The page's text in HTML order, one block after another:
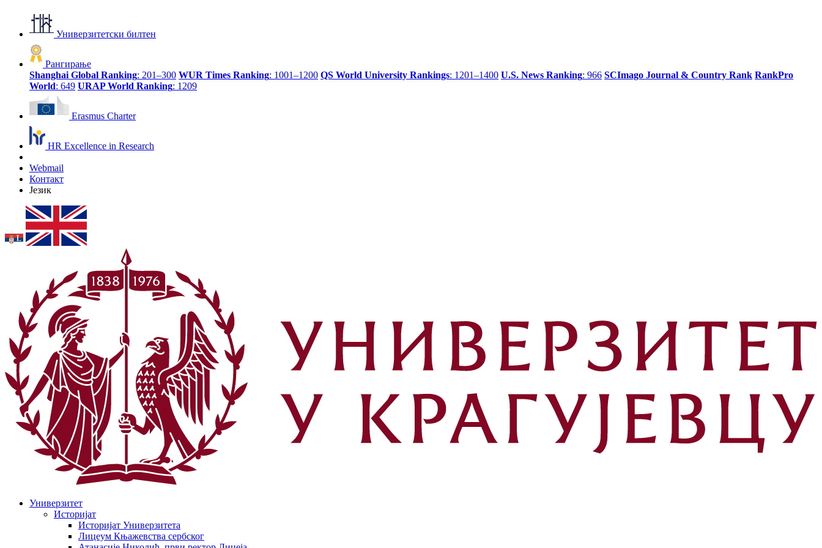
Универзитетски билтен
Рангирање
Shanghai Global Ranking: 201–300 WUR Times Ranking: 1001–1200 QS World University Rankings: 1201–1400 U.S. News Ranking: 966 SCImago Journal & Country Rank RankPro
World: 649 URAP World Ranking: 1209
Erasmus Charter
HR Excellence in Research
Webmail
Контакт
Језик
Универзитет
Историјат
Историјат Универзитета
Лицеум Књажевства сербског